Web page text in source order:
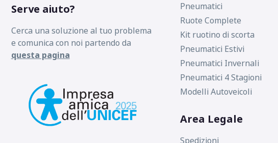
Serve aiuto?
Cerca una soluzione al tuo problema
e comunica con noi partendo da
questa pagina
Pneumatici
Ruote Complete
Kit ruotino di scorta
Pneumatici Estivi
Pneumatici Invernali
Pneumatici 4 Stagioni
Modelli Autoveicoli
Area Legale
Spedizioni